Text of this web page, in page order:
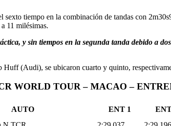
tiempo en la combinación de tandas con
11 milésimas.
y sin tiempos en la segunda tanda debido a
(Audi), se ubicaron cuarto y quinto,
WORLD TOUR – MACAO –
AUTO ENT 1